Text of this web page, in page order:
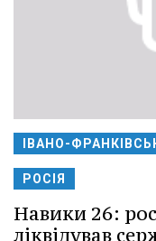
ІВАНО-
РОСІЯ
Навики 26:
ліквідував